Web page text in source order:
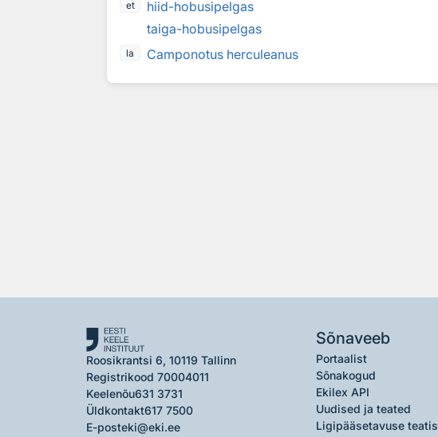
et
hiid-hobusipelgas
taiga-hobusipelgas
la Camponotus herculeanus
Roosikrantsi 6, 10119 Tallinn
Registrikood 70004011
Keelenõu631 3731
Üldkontakt617 7500
E-posteki@eki.ee
Sõnaveeb
Portaalist
Sõnakogud
Ekilex API
Uudised ja teated
Ligipääsetavuse teatis